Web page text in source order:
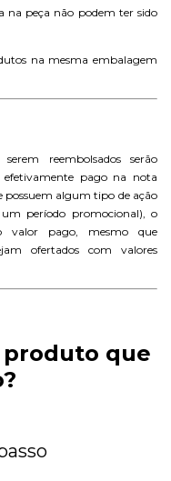
na peça não podem ter sido
na mesma embalagem
reembolsados serão
efetivamente pago na nota
possuem algum tipo de ação
período promocional), o
valor pago, mesmo que
ofertados com valores
produto que